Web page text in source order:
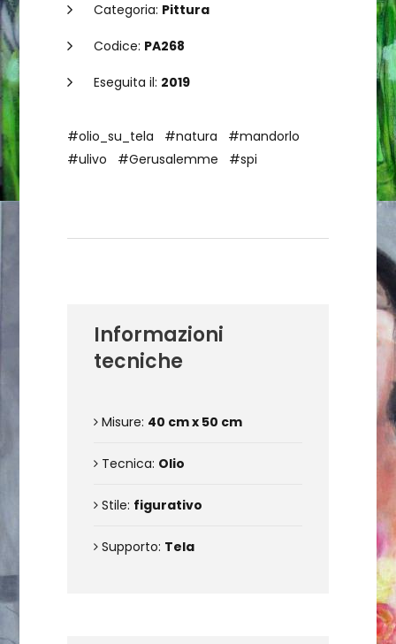
Categoria: Pittura
Codice: PA268
Eseguita il: 2019
#olio_su_tela #natura
#mandorlo
#ulivo
#Gerusalemme #spi
Informazioni
tecniche
Misure: 40 cm x 50 cm
Tecnica: Olio
Stile: figurativo
Supporto: Tela